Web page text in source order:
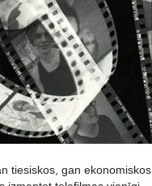
tiesiskos, gan ekonomiskos